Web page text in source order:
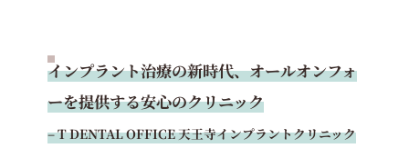
インプラント治療の新時代、オールオンフォ
ーを提供する安心のクリニック
– T DENTAL OFFICE 天王寺インプラントクリニック